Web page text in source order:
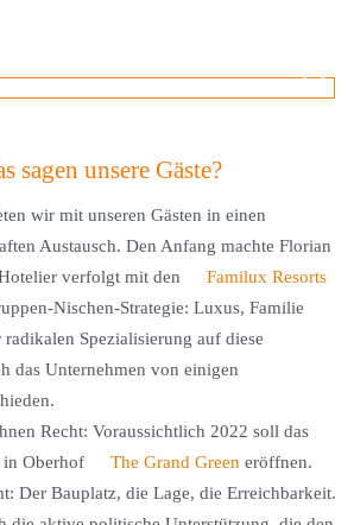
sagen unsere Gäste?
wir mit unseren Gästen in einen
Austausch. Den Anfang machte Florian
verfolgt mit den
Familux Resorts
Nischen-Strategie: Luxus, Familie
Spezialisierung auf diese
das Unternehmen von einigen
Recht: Voraussichtlich 2022 soll das
in Oberhof
The Grand Green eröffnen.
Der Bauplatz, die Lage, die Erreichbarkeit.